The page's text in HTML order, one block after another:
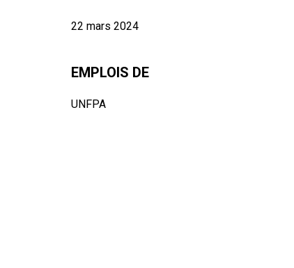
22 mars 2024
EMPLOIS DE
UNFPA